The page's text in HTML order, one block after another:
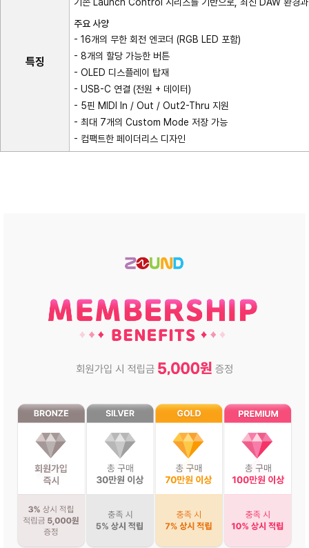
특징
주요 사양
- 16개의 무한 회전 엔코더 (RGB LED 포함)
- 8개의 할당 가능한 버튼
- OLED 디스플레이 탑재
- USB-C 연결 (전원 + 데이터)
- 5핀 MIDI In / Out / Out2-Thru 지원
- 최대 7개의 Custom Mode 저장 가능
- 컴팩트한 페이더리스 디자인